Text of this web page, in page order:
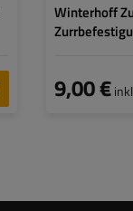
Winterhoff
9,00 €